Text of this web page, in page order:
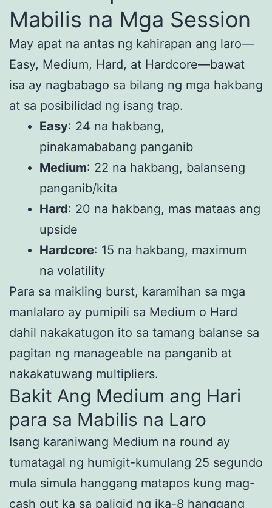
Mabilis na Mga Session
May apat na antas ng kahirapan ang laro—
Easy, Medium, Hard, at Hardcore—bawat
isa ay nagbabago sa bilang ng mga hakbang
at sa posibilidad ng isang trap.
Easy: 24 na hakbang,
pinakamababang panganib
Medium: 22 na hakbang, balanseng
panganib/kita
Hard: 20 na hakbang, mas mataas ang
upside
Hardcore: 15 na hakbang, maximum
na volatility
Para sa maikling burst, karamihan sa mga
manlalaro ay pumipili sa Medium o Hard
dahil nakakatugon ito sa tamang balanse sa
pagitan ng manageable na panganib at
nakakatuwang multipliers.
Bakit Ang Medium ang Hari
para sa Mabilis na Laro
Isang karaniwang Medium na round ay
tumatagal ng humigit-kumulang 25 segundo
mula simula hanggang matapos kung mag-
cash out ka sa paligid ng ika-8 hanggang